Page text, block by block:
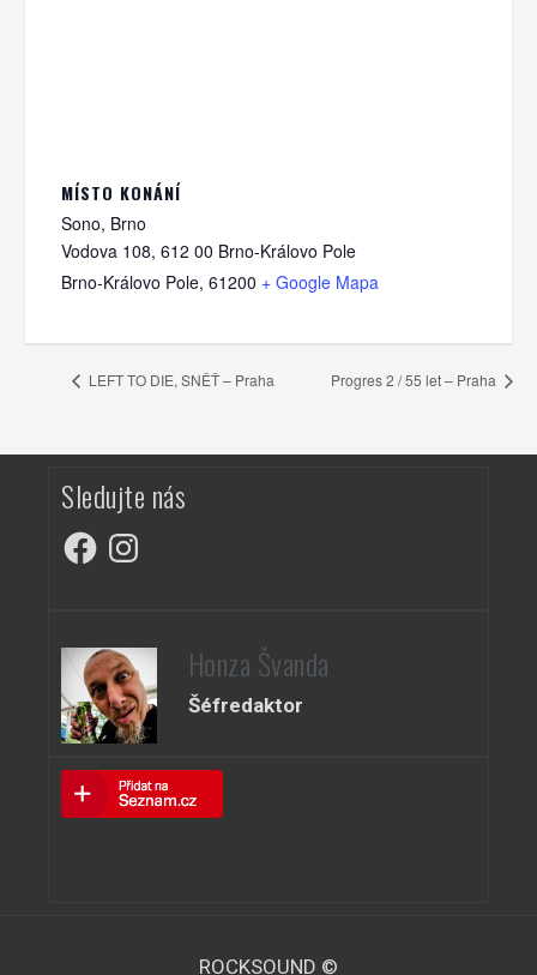
MÍSTO KONÁNÍ
Sono, Brno
Vodova 108, 612 00 Brno-Královo Pole
Brno-Královo Pole, 61200 + Google Mapa
LEFT TO DIE, SNĚŤ – Praha Progres 2 / 55 let – Praha
Sledujte nás
FacebookInstagram
Honza Švanda
Šéfredaktor
ROCKSOUND ©